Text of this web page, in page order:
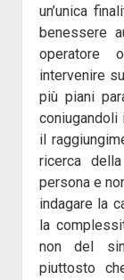
un’unica
benessere
operatore
intervenire
più piani
coniugandoli
il
ricerca
persona e
indagare la
la
non del
piuttosto